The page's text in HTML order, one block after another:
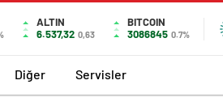
ALTIN
6.537,32 0,63
BITCOIN
3086845 0.7%
Diğer Servisler